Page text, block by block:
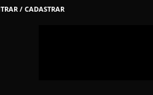
/ CADASTRAR